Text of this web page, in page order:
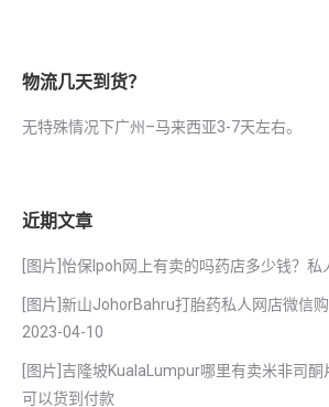
物流几天到货？
无特殊情况下广州–马来西亚3-7天左右。
近期文章
[图片]怡保lpoh网上有卖的吗药店多少钱？私
[图片]新山JohorBahru打胎药私人网店微信
2023-04-10
[图片]吉隆坡KualaLumpur哪里有卖米非司
可以货到付款